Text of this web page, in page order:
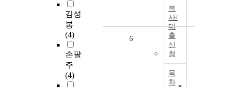
김성
봉
(4)
손팔
주
(4)
복
사/
대
출
신
청
목
차
6